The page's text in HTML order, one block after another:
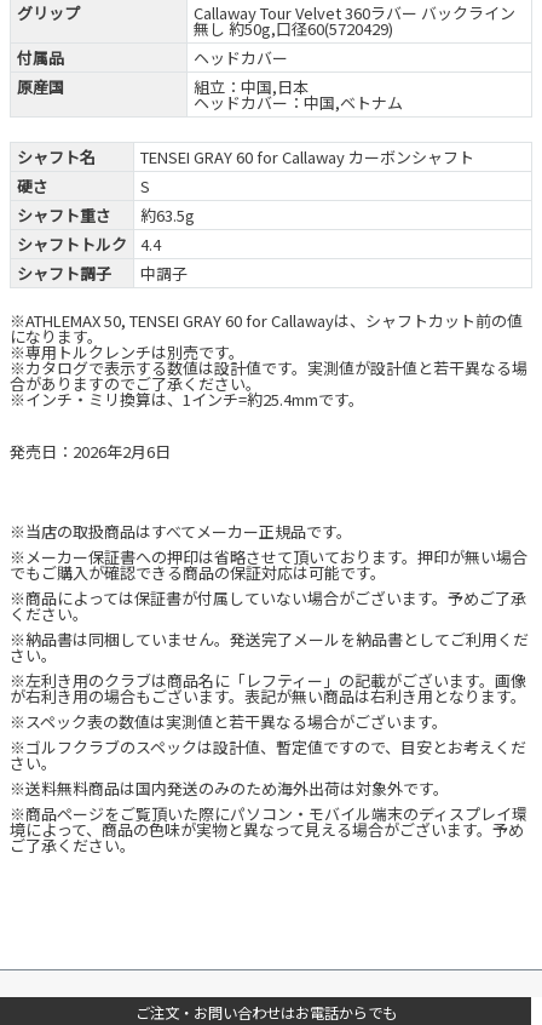
グリップ
Callaway Tour Velvet 360ラバー バックライン
無し 約50g,口径60(5720429)
付属品
ヘッドカバー
原産国
組立：中国,日本
ヘッドカバー：中国,ベトナム
シャフト名
TENSEI GRAY 60 for Callaway カーボンシャフト
硬さ
S
シャフト重さ
約63.5g
シャフトトルク
4.4
シャフト調子
中調子
※ATHLEMAX 50, TENSEI GRAY 60 for Callawayは、シャフトカット前の値
になります。
※専用トルクレンチは別売です。
※カタログで表示する数値は設計値です。実測値が設計値と若干異なる場
合がありますのでご了承ください。
※インチ・ミリ換算は、1インチ=約25.4mmです。
発売日：2026年2月6日
※当店の取扱商品はすべてメーカー正規品です。
※メーカー保証書への押印は省略させて頂いております。押印が無い場合
でもご購入が確認できる商品の保証対応は可能です。
※商品によっては保証書が付属していない場合がございます。予めご了承
ください。
※納品書は同梱していません。発送完了メールを納品書としてご利用くだ
さい。
※左利き用のクラブは商品名に「レフティー」の記載がございます。画像
が右利き用の場合もございます。表記が無い商品は右利き用となります。
※スペック表の数値は実測値と若干異なる場合がございます。
※ゴルフクラブのスペックは設計値、暫定値ですので、目安とお考えくだ
さい。
※送料無料商品は国内発送のみのため海外出荷は対象外です。
※商品ページをご覧頂いた際にパソコン・モバイル端末のディスプレイ環
境によって、商品の色味が実物と異なって見える場合がございます。予め
ご了承ください。
ご注文・お問い合わせはお電話からでも